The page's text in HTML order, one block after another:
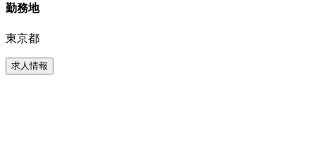
勤務地
東京都
求人情報